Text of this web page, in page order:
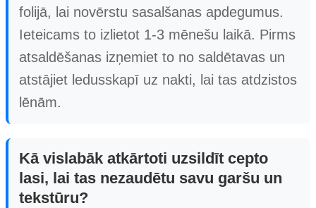
folijā, lai novērstu sasalšanas apdegumus.
Ieteicams to izlietot 1-3 mēnešu laikā. Pirms
atsaldēšanas izņemiet to no saldētavas un
atstājiet ledusskapī uz nakti, lai tas atdzistos
lēnām.
Kā vislabāk atkārtoti uzsildīt cepto
lasi, lai tas nezaudētu savu garšu un
tekstūru?